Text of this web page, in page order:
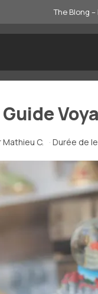
The Blong
Mathieu C. · Durée de